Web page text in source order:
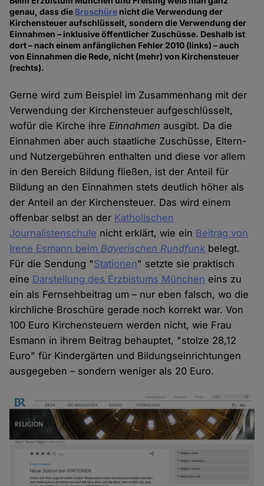
genau, dass die Broschüre nicht die Verwendung der
Kirchensteuer aufschlüsselt, sondern die Verwendung der
Einnahmen – inklusive öffentlicher Zuschüsse. Deshalb ist
dort – nach einem anfänglichen Fehler 2010 (links) – auch
von Einnahmen die Rede, nicht (mehr) von Kirchensteuer
(rechts).
Gerne wird zum Beispiel im Zusammenhang mit der
Verwendung der Kirchensteuer aufgeschlüsselt,
wofür die Kirche ihre Einnahmen ausgibt. Da die
Einnahmen aber auch staatliche Zuschüsse, Eltern-
und Nutzergebühren enthalten und diese vor allem
in den Bereich Bildung fließen, ist der Anteil für
Bildung an den Einnahmen stets deutlich höher als
der Anteil an der Kirchensteuer. Das wird einem
offenbar selbst an der Katholischen
Journalistenschule nicht erklärt, wie ein Beitrag von
Irene Esmann beim Bayerischen Rundfunk belegt.
Für die Sendung "Stationen" setzte sie praktisch
eine Darstellung des Erzbistums München eins zu
ein als Fernsehbeitrag um – nur eben falsch, wo die
kirchliche Broschüre gerade noch korrekt war. Von
100 Euro Kirchensteuern werden nicht, wie Frau
Esmann in ihrem Beitrag behauptet, "stolze 28,12
Euro" für Kindergärten und Bildungseinrichtungen
ausgegeben – sondern weniger als 20 Euro.